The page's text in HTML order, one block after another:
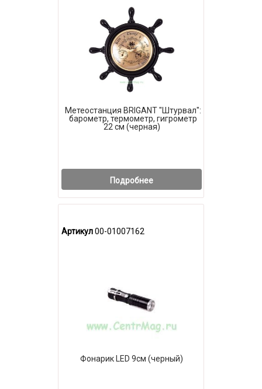
Метеостанция BRIGANT "Штурвал":
барометр, термометр, гигрометр
22 см (черная)
Подробнее
Артикул00-01007162
Фонарик LED 9см (черный)